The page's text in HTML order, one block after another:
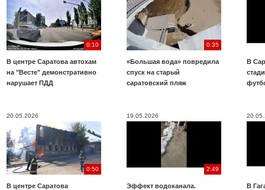
0:10
В центре Саратова автохам
на "Весте" демонстративно
нарушает ПДД
0:35
«Большая вода» повредила
спуск на старый
саратовский пляж
В
20.05.2026
0:50
В центре Саратова
19.05.2026
2:49
Эффект водоканала.
В